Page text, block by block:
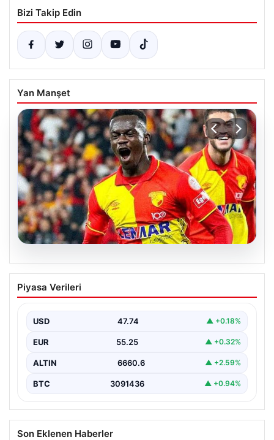
Bizi Takip Edin
Yan Manşet
Göztepe para basacak! Yine dev satış
geliyor
Piyasa Verileri
USD 47.74 ▲ +0.18%
EUR 55.25 ▲ +0.32%
ALTIN 6660.6 ▲ +2.59%
BTC 3091436 ▲ +0.94%
Son Eklenen Haberler